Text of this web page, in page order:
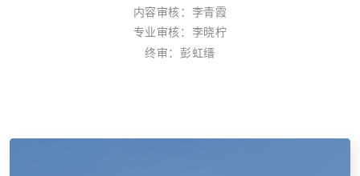
内容审核：李青霞
专业审核：李晓柠
终审：
彭虹缙